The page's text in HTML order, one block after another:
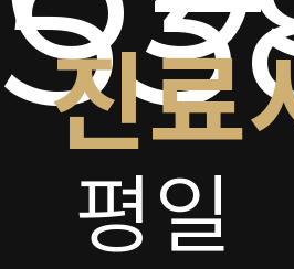
진료
평일